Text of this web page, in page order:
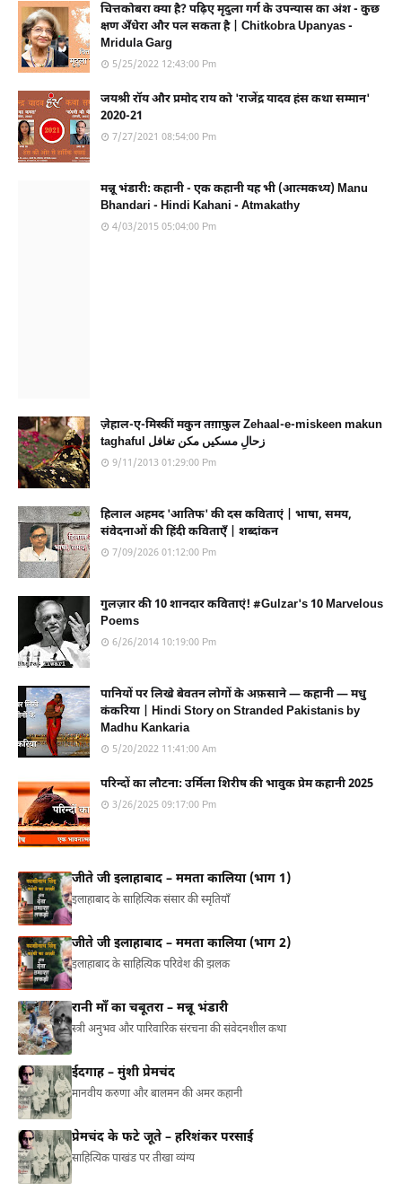
चित्तकोबरा क्या है? पढ़िए मृदुला गर्ग के उपन्यास का अंश - कुछ
क्षण अँधेरा और पल सकता है | Chitkobra Upanyas -
Mridula Garg
5/25/2022 12:43:00 Pm
जयश्री रॉय और प्रमोद राय को 'राजेंद्र यादव हंस कथा सम्मान'
2020-21
7/27/2021 08:54:00 Pm
मन्नू भंडारी: कहानी - एक कहानी यह भी (आत्मकथ्य) Manu
Bhandari - Hindi Kahani - Atmakathy
4/03/2015 05:04:00 Pm
ज़ेहाल-ए-मिस्कीं मकुन तग़ाफ़ुल Zehaal-e-miskeen makun
taghaful زحالِ مسکیں مکن تغافل
9/11/2013 01:29:00 Pm
हिलाल अहमद 'आतिफ' की दस कविताएं | भाषा, समय,
संवेदनाओं की हिंदी कविताएँ | शब्दांकन
7/09/2026 01:12:00 Pm
गुलज़ार की 10 शानदार कविताएं! #Gulzar's 10 Marvelous
Poems
6/26/2014 10:19:00 Pm
पानियों पर लिखे बेवतन लोगों के अफ़साने — कहानी — मधु
कंकरिया | Hindi Story on Stranded Pakistanis by
Madhu Kankaria
5/20/2022 11:41:00 Am
परिन्दों का लौटना: उर्मिला शिरीष की भावुक प्रेम कहानी 2025
3/26/2025 09:17:00 Pm
जीते जी इलाहाबाद – ममता कालिया (भाग 1)
इलाहाबाद के साहित्यिक संसार की स्मृतियाँ
जीते जी इलाहाबाद – ममता कालिया (भाग 2)
इलाहाबाद के साहित्यिक परिवेश की झलक
रानी माँ का चबूतरा – मन्नू भंडारी
स्त्री अनुभव और पारिवारिक संरचना की संवेदनशील कथा
ईदगाह – मुंशी प्रेमचंद
मानवीय करुणा और बालमन की अमर कहानी
प्रेमचंद के फटे जूते – हरिशंकर परसाई
साहित्यिक पाखंड पर तीखा व्यंग्य